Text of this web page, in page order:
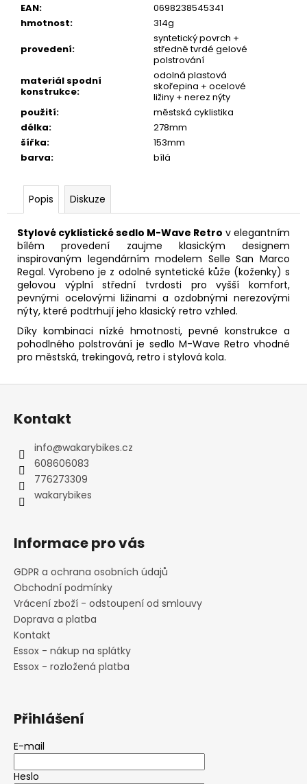
EAN:
0698238545341
hmotnost:
314g
provedení:
syntetický povrch +
středně tvrdé gelové
polstrování
materiál spodní
konstrukce:
odolná plastová
skořepina + ocelové
ližiny + nerez nýty
použití:
městská cyklistika
délka:
278mm
šířka:
153mm
barva: bílá
Popis Diskuze
Stylové cyklistické sedlo M-Wave Retro v elegantním
bílém provedení zaujme klasickým designem
inspirovaným legendárním modelem Selle San Marco
Regal. Vyrobeno je z odolné syntetické kůže (koženky) s
gelovou výplní střední tvrdosti pro vyšší komfort,
pevnými ocelovými ližinami a ozdobnými nerezovými
nýty, které podtrhují jeho klasický retro vzhled.
Díky kombinaci nízké hmotnosti, pevné konstrukce a
pohodlného polstrování je sedlo M-Wave Retro vhodné
pro městská, trekingová, retro i stylová kola.
e
m
PRUŽINOVÉ
SEDLO
MONTE
GRAPPA
VENICE
HNĚDÉ
843
Z
Kontakt
info@wakarybikes.cz
608606083
776273309
wakarybikes
Informace pro vás
GDPR a ochrana osobních údajů
Obchodní podmínky
Vrácení zboží - odstoupení od smlouvy
Doprava a platba
Kontakt
Essox - nákup na splátky
Essox - rozložená platba
Přihlášení
E-mail
Heslo